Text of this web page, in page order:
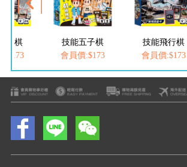
行棋
:$173
技能五子棋
會員價:$173
技能飛行棋
會員價:$173